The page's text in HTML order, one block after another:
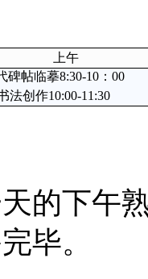
上午
碑帖临摹8:30-10：00
法创作10:00-11:30
的下午
完毕。